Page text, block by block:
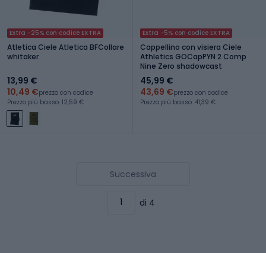
Extra -25% con codice EXTRA
Atletica Ciele Atletica BFCollare
whitaker
13,99 €
10,49 €prezzo con codice
Prezzo più basso: 12,59 €
Extra -5% con codice EXTRA
Cappellino con visiera Ciele
Athletics GOCapPYN 2 Comp
Nine Zero shadowcast
45,99 €
43,69 €prezzo con codice
Prezzo più basso: 41,39 €
Successiva
di 4